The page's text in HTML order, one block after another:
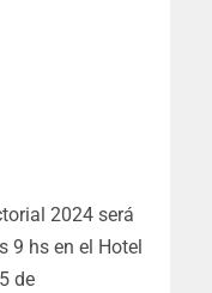
2024 será
9 hs en el Hotel
de